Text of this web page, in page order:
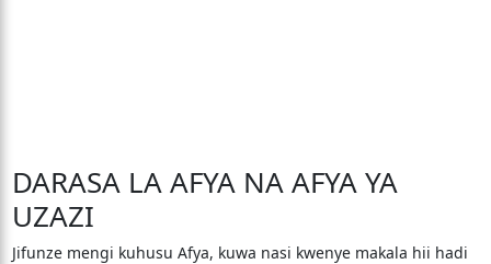
DARASA LA AFYA NA AFYA YA
UZAZI
Jifunze mengi kuhusu Afya, kuwa nasi kwenye makala hii hadi